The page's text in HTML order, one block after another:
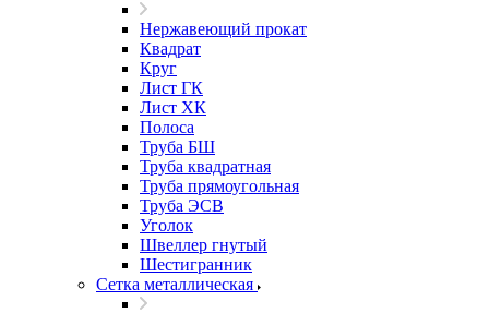
Нержавеющий прокат
Квадрат
Круг
Лист ГК
Лист ХК
Полоса
Труба БШ
Труба квадратная
Труба прямоугольная
Труба ЭСВ
Уголок
Швеллер гнутый
Шестигранник
Сетка металлическая